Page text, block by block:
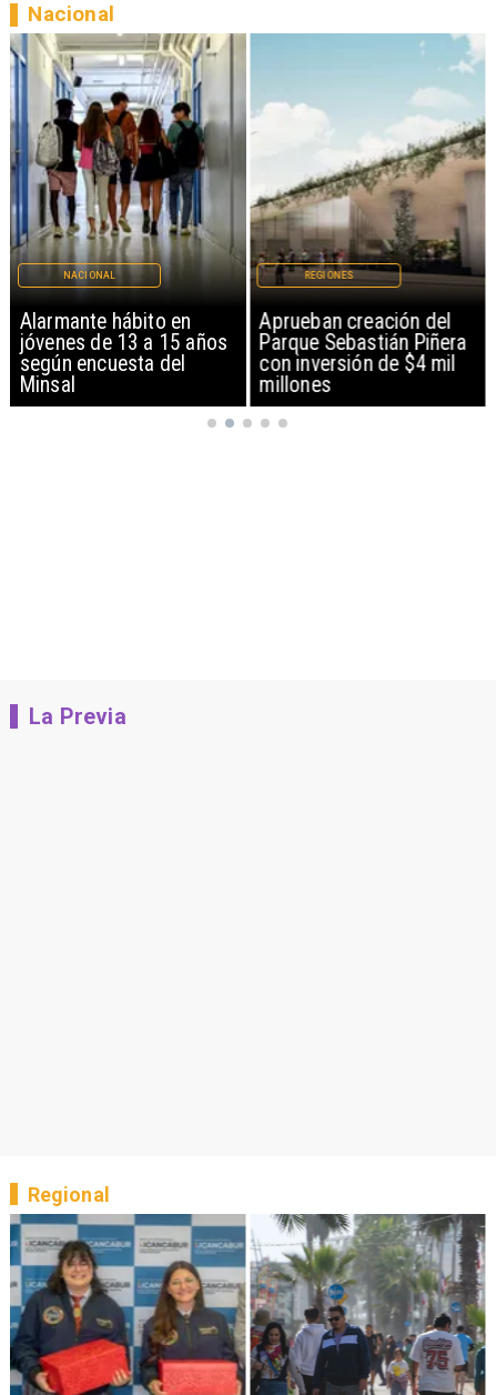
Alarmante hábito en
jóvenes de 13 a 15 años
según encuesta del
Minsal
NACIONAL
Aprueban creación del
Parque Sebastián Piñera
con inversión de $4 mil
millones
REGIONES
Nacional
La Previa
Regional